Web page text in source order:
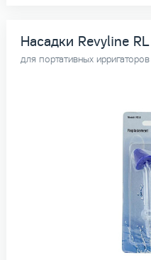
Насадки Revyline
для портативных